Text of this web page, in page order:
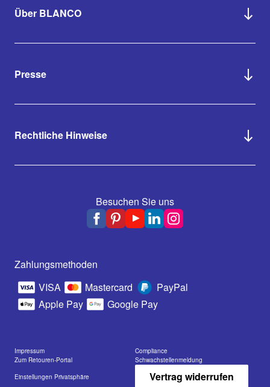
Über BLANCO
Presse
Rechtliche Hinweise
Besuchen Sie uns
Zahlungsmethoden
VISA
Mastercard
PayPal
Apple Pay
Google Pay
Impressum
Compliance
Zum Retouren-Portal
Schwachstellenmeldung
Einstellungen Privatsphäre
Vertrag widerrufen